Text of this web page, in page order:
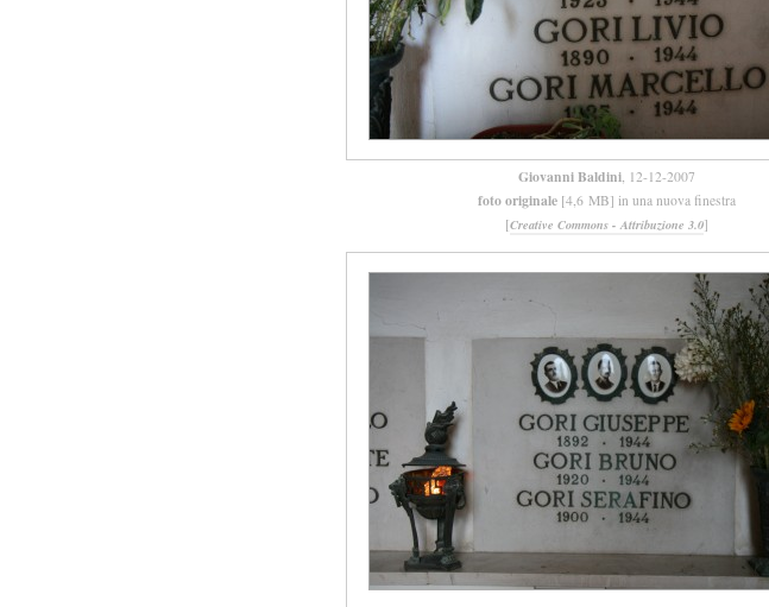
Giovanni Baldini , 12-12-2007
foto originale [4,6 MB] in una nuova finestra
[Creative Commons - Attribuzione 3.0]